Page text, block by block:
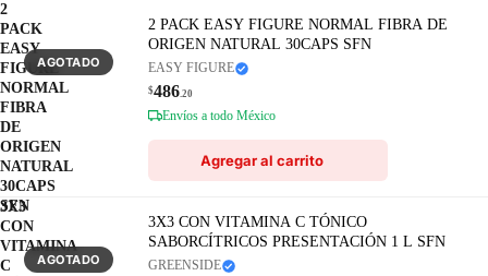
2
PACK
EASY
FIGURE
NORMAL
FIBRA
DE
ORIGEN
NATURAL
30CAPS
SFN
AGOTADO
2 PACK EASY FIGURE NORMAL FIBRA DE
ORIGEN NATURAL 30CAPS SFN
EASY FIGURE
$486.20
Envíos a todo México
Agregar al carrito
3X3
CON
VITAMINA
C
AGOTADO
3X3 CON VITAMINA C TÓNICO
SABORCÍTRICOS PRESENTACIÓN 1 L SFN
GREENSIDE